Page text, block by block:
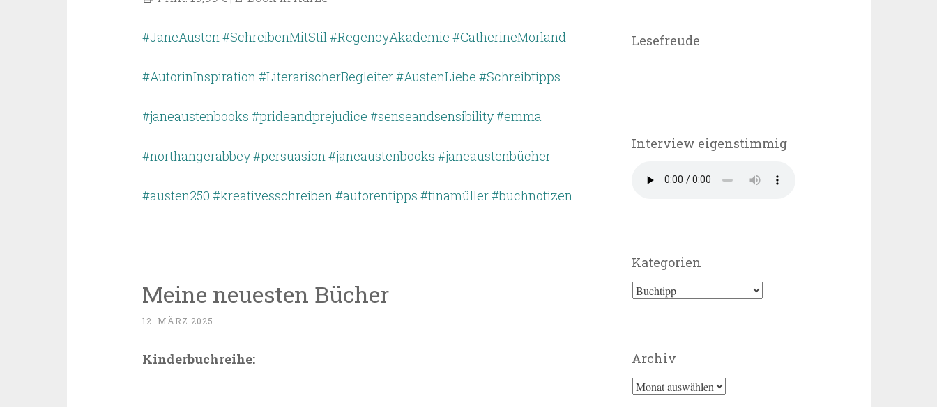
#JaneAusten#SchreibenMitStil#RegencyAkademie #CatherineMorland
#AutorinInspiration#LiterarischerBegleiter#AustenLiebe #Schreibtipps
#janeaustenbooks #prideandprejudice #senseandsensibility#emma
#northangerabbey#persuasion#janeaustenbooks #janeaustenbücher
#austen250 #kreativesschreiben#autorentipps #tinamüller#buchnotizen
Meine neuesten Bücher
12. MÄRZ 2025
Kinderbuchreihe:
Lesefreude
Interview eigenstimmig
Kategorien
Kategorien
Archiv
Archiv